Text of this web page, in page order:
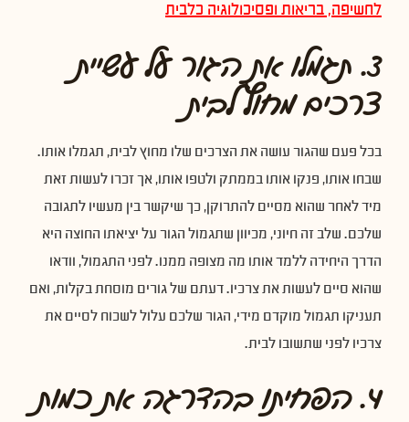
לחשיפה, בריאות ופסיכולוגיה כלבית
3. תגמלו את הגור על עשיית
צרכים מחוץ לבית
בכל פעם שהגור עושה את הצרכים שלו מחוץ לבית, תגמלו אותו.
שבחו אותו, פנקו אותו בממתק ולטפו אותו, אך זכרו לעשות זאת
מיד לאחר שהוא מסיים להתרוקן, כך שיקשר בין מעשיו לתגובה
שלכם. שלב זה חיוני, מכיוון שתגמול הגור על יציאתו החוצה היא
הדרך היחידה ללמד אותו מה מצופה ממנו. לפני התגמול, וודאו
שהוא סיים לעשות את צרכיו. דעתם של גורים מוסחת בקלות, ואם
תעניקו תגמול מוקדם מידי, הגור שלכם עלול לשכוח לסיים את
צרכיו לפני שתשובו לבית.
4. הפחיתו בהדרגה את כמות